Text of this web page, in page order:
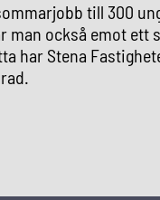
till 300
man också emot
har Stena